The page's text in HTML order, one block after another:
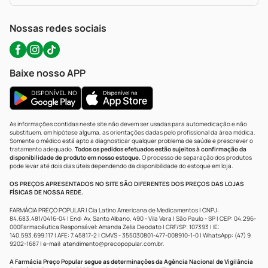
WhatsApp (47) 9202-1687
Nossas redes sociais
Baixe nosso APP
As informações contidas neste site não devem ser usadas para automedicação e não
substituem, em hipótese alguma, as orientações dadas pelo profissional da área médica.
Somente o médico está apto a diagnosticar qualquer problema de saúde e prescrever o
tratamento adequado. Todos os pedidos efetuados estão sujeitos à confirmação da
disponibilidade de produto em nosso estoque.O processo de separação dos produtos
pode levar até dois dias úteis dependendo da disponibilidade do estoque em loja.
OS PREÇOS APRESENTADOS NO SITE SÃO DIFERENTES DOS PREÇOS DAS LOJAS
FÍSICAS DE NOSSA REDE.
FARMÁCIA PREÇO POPULAR | Cia Latino Americana de Medicamentos | CNPJ:
84.683.481/0416-04 | End: Av. Santo Albano, 490 - Vila Vera | São Paulo - SP | CEP: 04.296-
000Farmacêutica Responsável: Amanda Zelia Deodato | CRF/SP: 107393 | IE:
140.593.699.117 | AFE: 7.45817-2 | CMVS - 355030801-477-008910-1-0 | WhatsApp: (47) 9
9202-1687 | e-mail: atendimento@precopopular.com.br.
A Farmácia Preço Popular segue as determinações da Agência Nacional de Vigilância